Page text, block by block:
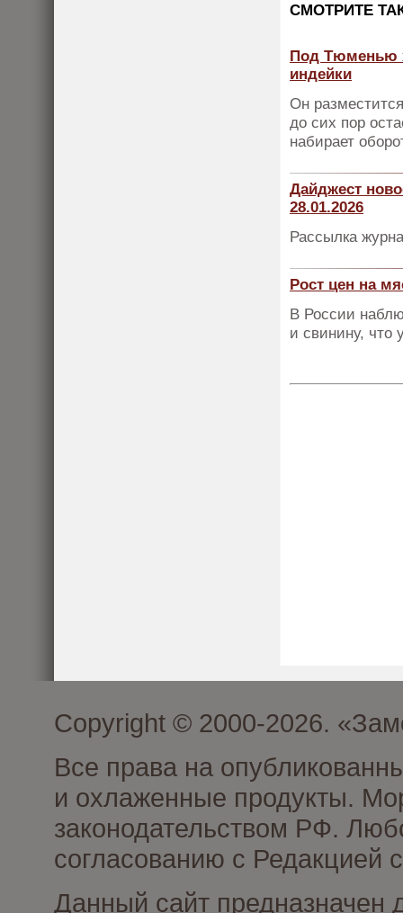
CМОТРИТЕ
Под Тюменью
индейки
Он
до сих пор
набирает
Дайджест
28.01.2026
Рассылка
Рост цен на
В России
и свинину, что
Copyright © 2000-2026.
Все права на
и охлаженные продукты.
законодательством РФ.
согласованию с Редакцией
Данный сайт предназначен